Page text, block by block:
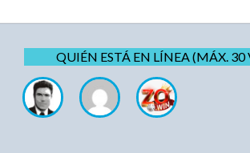
QUIÉN ESTÁ EN LÍNEA (MÁX. 30